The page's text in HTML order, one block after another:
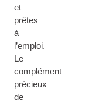
et
prêtes
à
l’emploi.
Le
complément
précieux
de